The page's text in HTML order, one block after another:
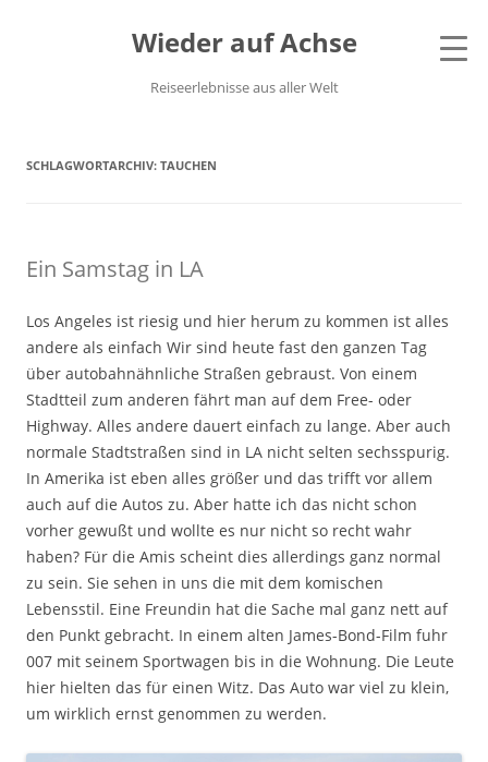
Wieder auf Achse
Reiseerlebnisse aus aller Welt
SCHLAGWORTARCHIV: TAUCHEN
Ein Samstag in LA
Los Angeles ist riesig und hier herum zu kommen ist alles
andere als einfach Wir sind heute fast den ganzen Tag
über autobahnähnliche Straßen gebraust. Von einem
Stadtteil zum anderen fährt man auf dem Free- oder
Highway. Alles andere dauert einfach zu lange. Aber auch
normale Stadtstraßen sind in LA nicht selten sechsspurig.
In Amerika ist eben alles größer und das trifft vor allem
auch auf die Autos zu. Aber hatte ich das nicht schon
vorher gewußt und wollte es nur nicht so recht wahr
haben? Für die Amis scheint dies allerdings ganz normal
zu sein. Sie sehen in uns die mit dem komischen
Lebensstil. Eine Freundin hat die Sache mal ganz nett auf
den Punkt gebracht. In einem alten James-Bond-Film fuhr
007 mit seinem Sportwagen bis in die Wohnung. Die Leute
hier hielten das für einen Witz. Das Auto war viel zu klein,
um wirklich ernst genommen zu werden.